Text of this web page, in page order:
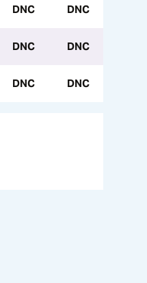
DNC DNC
DNC DNC
DNC DNC